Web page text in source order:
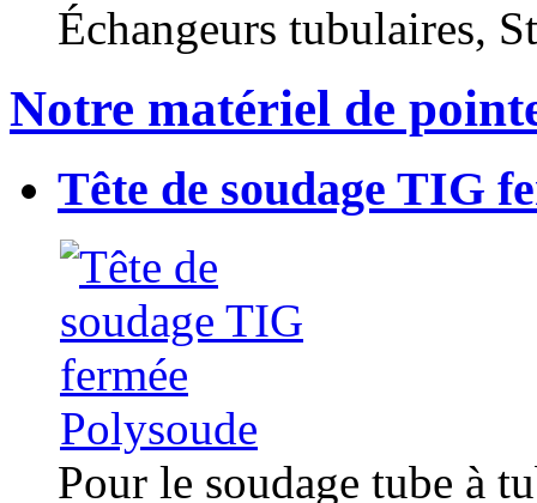
Échangeurs tubulaires,
Notre matériel de
Tête de soudage TIG
Pour le soudage tube à